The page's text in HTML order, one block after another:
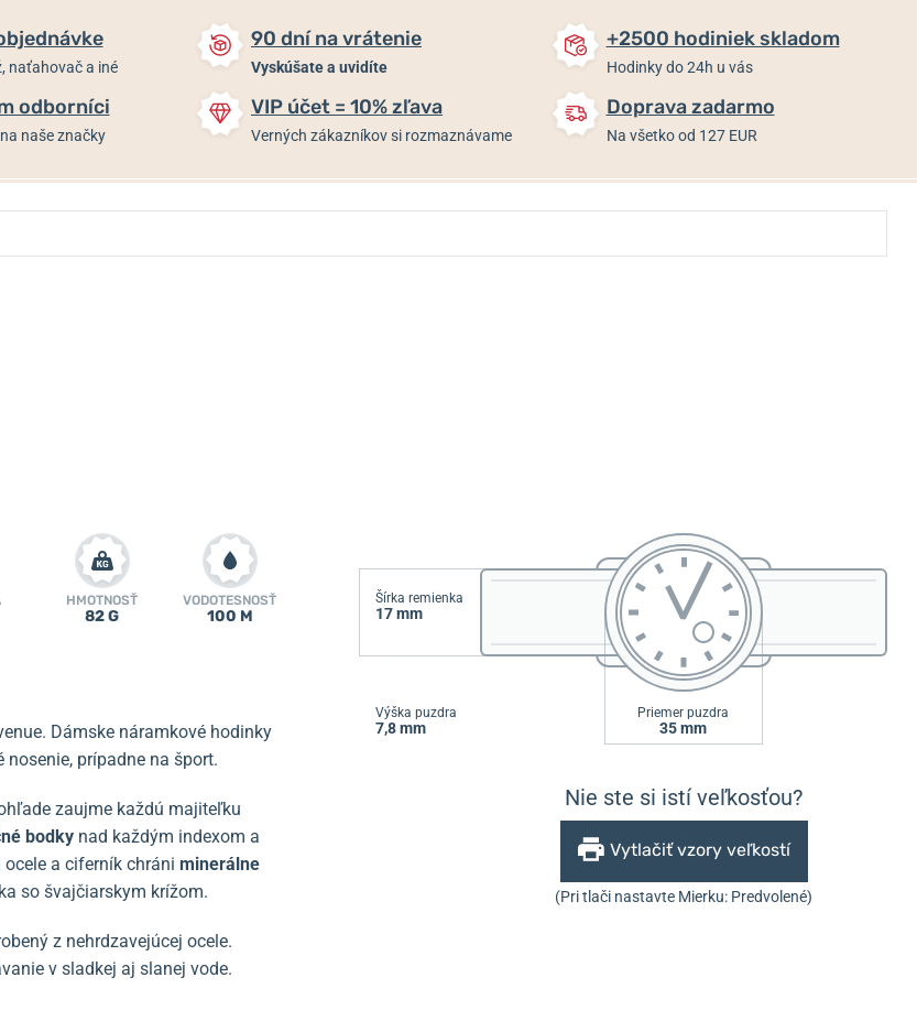
naťahovač a iné
90 dní na vrátenie
Vyskúšate a uvidíte
+2500 hodiniek skladom
Hodinky do 24h u vás
odborníci
naše značky
VIP účet = 10% zľava
Verných zákazníkov si rozmaznávame
Doprava zadarmo
Na všetko od 127 EUR
HMOTNOSŤ
82 G
VODOTESNOSŤ
100 M
Dámske náramkové hodinky
prípadne na šport.
zaujme každú majiteľku
bodky nad každým indexom a
a ciferník chráni minerálne
so švajčiarskym krížom.
z nehrdzavejúcej ocele.
v sladkej aj slanej vode.
Šírka remienka
17 mm
Výška puzdra
7,8 mm
Priemer puzdra
35 mm
Nie ste si istí veľkosťou?
Vytlačiť vzory veľkostí
(Pri tlači nastavte Mierku: Predvolené)